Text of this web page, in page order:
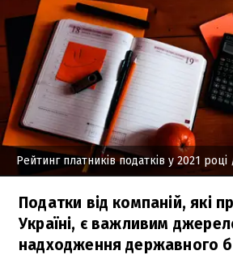
Рейтинг платників податків у 2021 році
Податки від компаній, які
Україні, є важливим
надходження державного